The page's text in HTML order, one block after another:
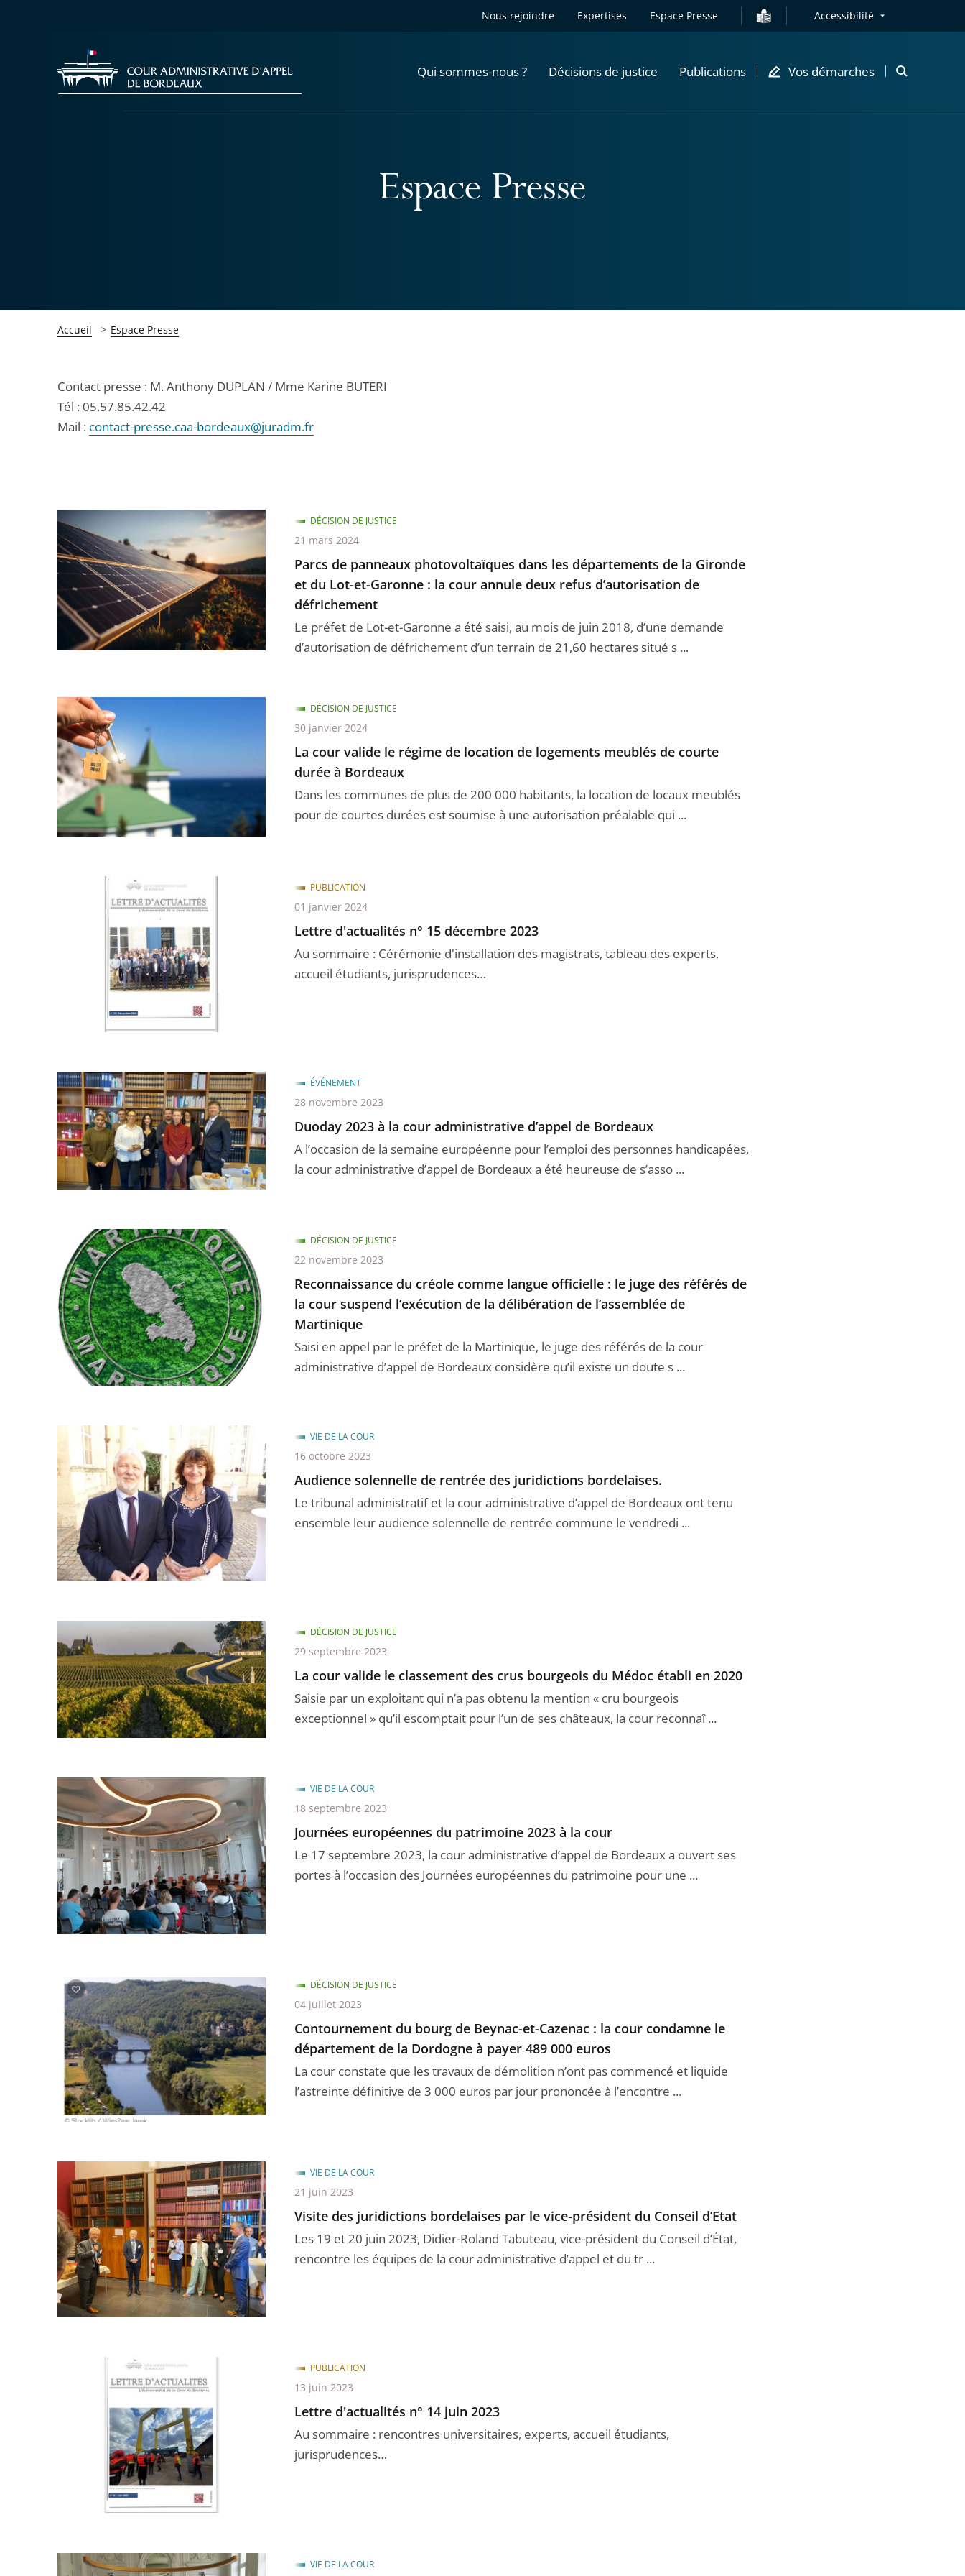
Nous rejoindre Expertises Espace Presse Accessibilité
Qui sommes-nous ? Décisions de justice Publications Vos démarches
Ouvrir
Espace Presse
Accueil Espace Presse
Contact presse : M. Anthony DUPLAN / Mme Karine BUTERI
Tél : 05.57.85.42.42
Mail : contact-presse.caa-bordeaux@juradm.fr
Parcs de panneaux photovoltaïques dans les départements de la Gironde
et du Lot-et-Garonne : la cour annule deux refus d’autorisation de
défrichement
Le préfet de Lot-et-Garonne a été saisi, au mois de juin 2018, d’une demande
d’autorisation de défrichement d’un terrain de 21,60 hectares situé s ...
DÉCISION DE JUSTICE
21 mars 2024
La cour valide le régime de location de logements meublés de courte
durée à Bordeaux
Dans les communes de plus de 200 000 habitants, la location de locaux meublés
pour de courtes durées est soumise à une autorisation préalable qui ...
DÉCISION DE JUSTICE
30 janvier 2024
Lettre d'actualités n° 15 décembre 2023
Au sommaire : Cérémonie d'installation des magistrats, tableau des experts,
accueil étudiants, jurisprudences…
PUBLICATION
01 janvier 2024
Duoday 2023 à la cour administrative d’appel de Bordeaux
A l’occasion de la semaine européenne pour l’emploi des personnes handicapées,
la cour administrative d’appel de Bordeaux a été heureuse de s’asso ...
ÉVÉNEMENT
28 novembre 2023
Reconnaissance du créole comme langue officielle : le juge des référés de
la cour suspend l’exécution de la délibération de l’assemblée de
Martinique
Saisi en appel par le préfet de la Martinique, le juge des référés de la cour
administrative d’appel de Bordeaux considère qu’il existe un doute s ...
DÉCISION DE JUSTICE
22 novembre 2023
Audience solennelle de rentrée des juridictions bordelaises.
Le tribunal administratif et la cour administrative d’appel de Bordeaux ont tenu
ensemble leur audience solennelle de rentrée commune le vendredi ...
VIE DE LA COUR
16 octobre 2023
La cour valide le classement des crus bourgeois du Médoc établi en 2020
Saisie par un exploitant qui n’a pas obtenu la mention « cru bourgeois
exceptionnel » qu’il escomptait pour l’un de ses châteaux, la cour reconnaî ...
DÉCISION DE JUSTICE
29 septembre 2023
Journées européennes du patrimoine 2023 à la cour
Le 17 septembre 2023, la cour administrative d’appel de Bordeaux a ouvert ses
portes à l’occasion des Journées européennes du patrimoine pour une ...
VIE DE LA COUR
18 septembre 2023
Contournement du bourg de Beynac-et-Cazenac : la cour condamne le
département de la Dordogne à payer 489 000 euros
La cour constate que les travaux de démolition n’ont pas commencé et liquide
l’astreinte définitive de 3 000 euros par jour prononcée à l’encontre ...
DÉCISION DE JUSTICE
04 juillet 2023
Visite des juridictions bordelaises par le vice-président du Conseil d’Etat
Les 19 et 20 juin 2023, Didier-Roland Tabuteau, vice-président du Conseil d’État,
rencontre les équipes de la cour administrative d’appel et du tr ...
VIE DE LA COUR
21 juin 2023
Lettre d'actualités n° 14 juin 2023
Au sommaire : rencontres universitaires, experts, accueil étudiants,
jurisprudences…
PUBLICATION
13 juin 2023
VIE DE LA COUR